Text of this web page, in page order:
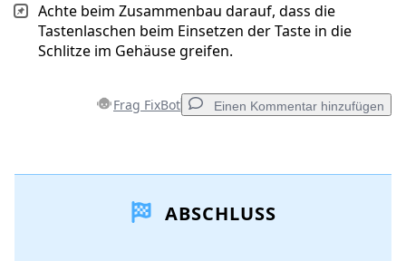
Achte beim Zusammenbau darauf, dass die
Tastenlaschen beim Einsetzen der Taste in die
Schlitze im Gehäuse greifen.
Frag FixBot Einen Kommentar hinzufügen
Kommentar hinzufügenABSCHLUSS